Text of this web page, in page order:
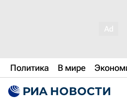
Политика В мире